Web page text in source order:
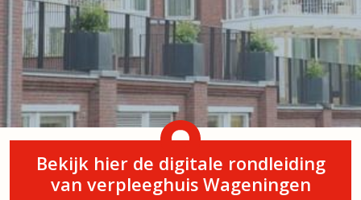
Bekijk hier de digitale rondleiding
van verpleeghuis Wageningen